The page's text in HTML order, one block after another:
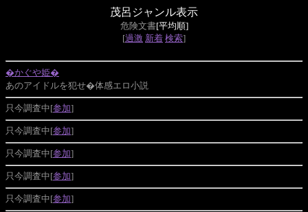
茂呂ジャンル表示
危険文書[平均順]
[過激 新着 検索]
�かぐや姫�
あのアイドルを犯せ�体感エロ小説
只今調査中[参加]
只今調査中[参加]
只今調査中[参加]
只今調査中[参加]
只今調査中[参加]